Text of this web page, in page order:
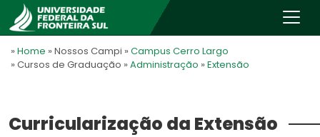
» Home » Nossos Campi » Campus Cerro Largo
» Cursos de Graduação » Administração » Extensão
Curricularização da Extensão